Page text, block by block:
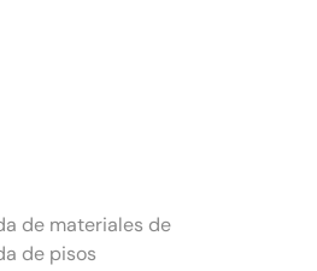
de materiales de
de pisos